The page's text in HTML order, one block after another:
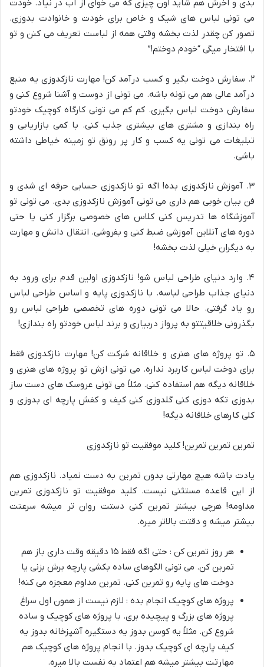
بدی و آخرش هم شاید اون چیزی که می خوای از آب در نیاد. خودت
می تونی لباس های شیک و خاص برای خودت و خانوادت بدوزی.
تصور کن چقدر لذت بخشه وقتی همه از لباست تعریف می کنن و تو
با افتخار میگی “خودم دوختم!”
۲. سفارش دوخت بگیر و کسب درآمد کن! مهارت نازکدوزی یه منبع
درآمد عالی هم می تونه باشه. می تونی از دوست و آشنا شروع کنی و
سفارش دوخت لباس بگیری. کم کم می تونی کارگاه کوچیک خودتو
راه بندازی و مشتری های بیشتری جذب کنی. با کمی بازاریابی و
تبلیغات می تونی یه کسب و کار پر رونق تو زمینه خیاطی داشته
باشی.
۳. آموزش نازکدوزی بده! اگه تو نازکدوزی حسابی حرفه ای شدی و
فن بیان خوبی هم داری می تونی آموزش نازکدوزی بدی. می تونی تو
آموزشگاه ها تدریس کنی کلاس های خصوصی برگزار کنی یا حتی
دوره های آنلاین آموزشی ضبط کنی و بفروشی. انتقال دانش و مهارت
به دیگران خیلی لذت بخشه!
۴. وارد دنیای طراحی لباس شو! نازکدوزی اولین قدم برای ورود به
دنیای جذاب طراحی لباسه. با نازکدوزی پایه و اساس طراحی لباس
رو یاد گرفتی. حالا می تونی دوره های تخصصی طراحی لباس رو
بگذرونی خلاقیتتو به پرواز دربیاری و برند لباس خودتو راه بندازی!
۵. تو پروژه های هنری و خلاقانه شرکت کن! مهارت نازکدوزی فقط
برای دوخت لباس کاربرد نداره. می تونی ازش تو پروژه های هنری و
خلاقانه دیگه هم استفاده کنی. مثلاً می تونی عروسک های دست ساز
بدوزی تکه دوزی کنی گلدوزی کنی کیف و کفش پارچه ای بدوزی و
کلی کارهای خلاقانه دیگه!
تمرین تمرین تمرین! کلید موفقیت تو نازکدوزی
یادت باشه هیچ مهارتی بدون تمرین به دست نمیاد. نازکدوزی هم
از این قاعده مستثنی نیست. کلید موفقیت تو نازکدوزی تمرین
مداومه! هرچی بیشتر تمرین کنی دستت روان تر میشه سرعتت
بیشتر میشه و دقتت بالاتر میره.
هر روز تمرین کن : حتی اگه فقط ۱۵ دقیقه وقت داری باز هم
تمرین کن. می تونی الگوهای ساده بکشی پارچه برش بزنی یا
دوخت های پایه رو تمرین کنی. تمرین مداوم معجزه می کنه!
پروژه های کوچیک انجام بده : لازم نیست از همون اول سراغ
پروژه های بزرگ و پیچیده بری. با پروژه های کوچیک و ساده
شروع کن. مثلاً یه کوسن بدوز یه دستگیره آشپزخانه بدوز یه
کیف پارچه ای کوچیک بدوز. با انجام پروژه های کوچیک هم
مهارتت بیشتر میشه هم اعتماد به نفست بالا میره.